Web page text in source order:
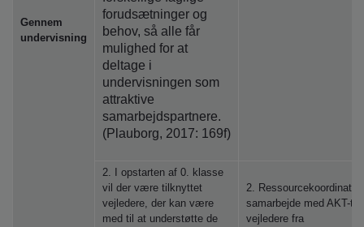
Gennem
undervisning
forudsætninger og
behov, så alle får
mulighed for at
deltage i
undervisningen som
attraktive
samarbejdspartnere.
(Plauborg, 2017: 169f)
2. I opstarten af 0. klasse
vil der være tilknyttet
vejledere, der kan være
med til at understøtte de
2. Ressourcekoordinator
samarbejde med AKT-
vejledere fra